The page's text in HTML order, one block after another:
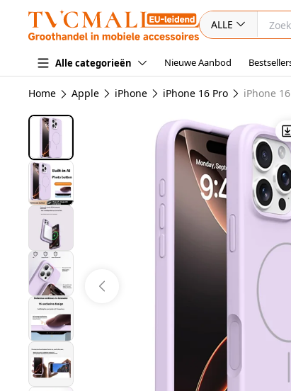
ALLE
Alle categorieën Nieuwe Aanbod
Home Apple iPhone iPhone 16 Pro iPhone